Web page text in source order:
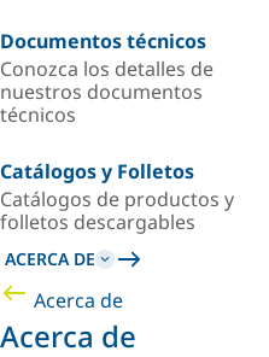
Documentos técnicos
Conozca los detalles de
nuestros documentos
técnicos
Catálogos y Folletos
Catálogos de productos y
folletos descargables
ACERCA DE
Acerca de
Acerca de